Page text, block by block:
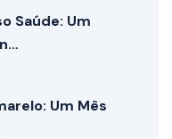
Saúde: Um
Um Mês